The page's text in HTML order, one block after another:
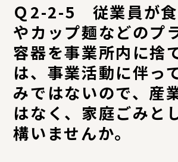
Ｑ2-2-5 従業員が食
やカップ麺などのプ
容器を事業所内に捨
は、事業活動に伴っ
みではないので、産
はなく、家庭ごみと
構いませんか。